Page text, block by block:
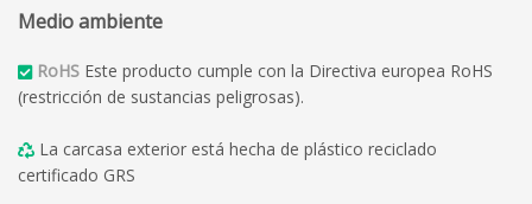
Medio ambiente
RoHS Este producto cumple con la Directiva europea RoHS
(restricción de sustancias peligrosas).
La carcasa exterior está hecha de plástico reciclado
certificado GRS